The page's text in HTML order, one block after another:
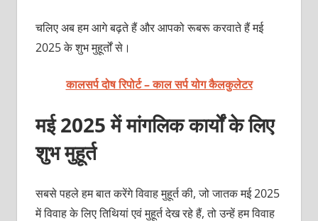
चलिए अब हम आगे बढ़ते हैं और आपको रूबरू करवाते हैं मई
2025 के शुभ मुहूर्तों से।
कालसर्प दोष रिपोर्ट – काल सर्प योग कैलकुलेटर
मई 2025 में मांगलिक कार्यों के लिए
शुभ मुहूर्त
सबसे पहले हम बात करेंगे विवाह मुहूर्त की, जो जातक मई 2025
में विवाह के लिए तिथियां एवं मुहूर्त देख रहे हैं, तो उन्हें हम विवाह